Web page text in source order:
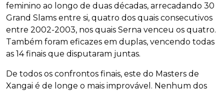
feminino ao longo de duas décadas, arrecadando 30
Grand Slams entre si, quatro dos quais consecutivos
entre 2002-2003, nos quais Serna venceu os quatro.
Também foram eficazes em duplas, vencendo todas
as 14 finais que disputaram juntas.
De todos os confrontos finais, este do Masters de
Xangai é de longe o mais improvável. Nenhum dos